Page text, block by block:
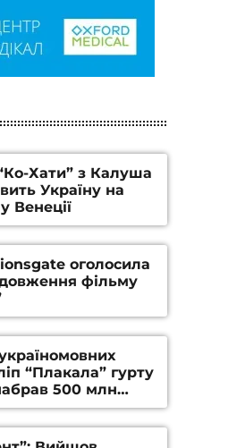
Хати” з Калуша
Україну на
Венеції
оголосила
фільму
“Плакала” гурту
500 млн
на YouTube